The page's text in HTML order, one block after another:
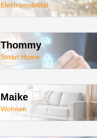
Elektromobilität
Thommy
Smart Home
Maike
Wohnen